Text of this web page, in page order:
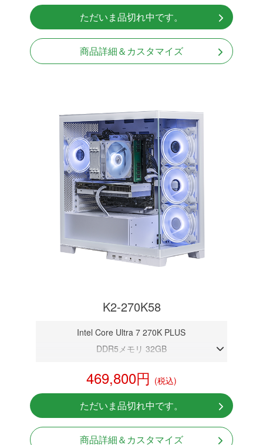
NVMeSSD 1TB
Windows11 Home 64bit
ただいま品切れ中です。
商品詳細＆カスタマイズ
K2-270K58
Intel Core Ultra 7 270K PLUS
DDR5メモリ 32GB
NVMeSSD 1TB
無線LAN Bluetooth対応
Windows11 Home 64bit
469,800円 (税込)
ただいま品切れ中です。
商品詳細＆カスタマイズ